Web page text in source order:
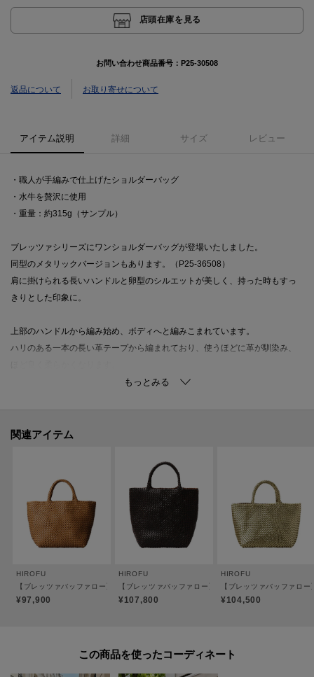
店頭在庫を見る
お問い合わせ商品番号： P25-30508
返品について お取り寄せについて
アイテム説明 詳細 サイズ レビュー
・職人が手編みで仕上げたショルダーバッグ
・水牛を贅沢に使用
・重量：約315g（サンプル）
ブレッツァシリーズにワンショルダーバッグが登場いたしました。
同型のメタリックバージョンもあります。（P25‐36508）
肩に掛けられる長いハンドルと卵型のシルエットが美しく、持った時もすっ
きりとした印象に。
上部のハンドルから編み始め、ボディへと編みこまれています。
ハリのある一本の長い革テープから編まれており、使うほどに革が馴染み、
細い革ひもにステッチを施すことで網目もより細かく、涼しげな印象に。
されているのも見えない遊び心となっています。
小ぶりなショルダーバッグですが、普段の荷物は十分に入れていただけま
●ポケット：なし
●裏地：なし／カラーは全色ブラウンです。
※底板のカラーは商品のカラーによって異なります。
【おすすめのご使用シーン】
関連アイテム
HIROFU
【ブレッツァバッファロー】レザーメッシュトートバッグ S 本革 ステッチ（商品番号
¥97,900
HIROFU
【ブレッツァバッファロー】レザーメッシュトートバ
¥107,800
HIROFU
【ブレッツァバッファロ
¥104,500
この商品を使った